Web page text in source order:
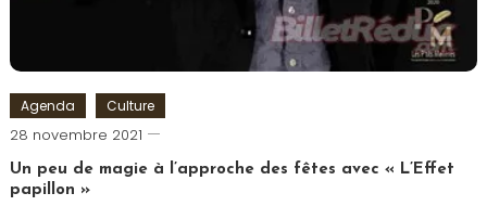
Agenda Culture
28 novembre 2021
Cédric
Cilia
Un peu de magie à l’approche des fêtes avec « L’Effet
papillon »